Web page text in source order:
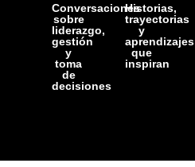
Conversaciones
sobre
liderazgo,
gestión
y
toma
de
decisiones
Historias,
trayectorias
y
aprendizajes
que
inspiran